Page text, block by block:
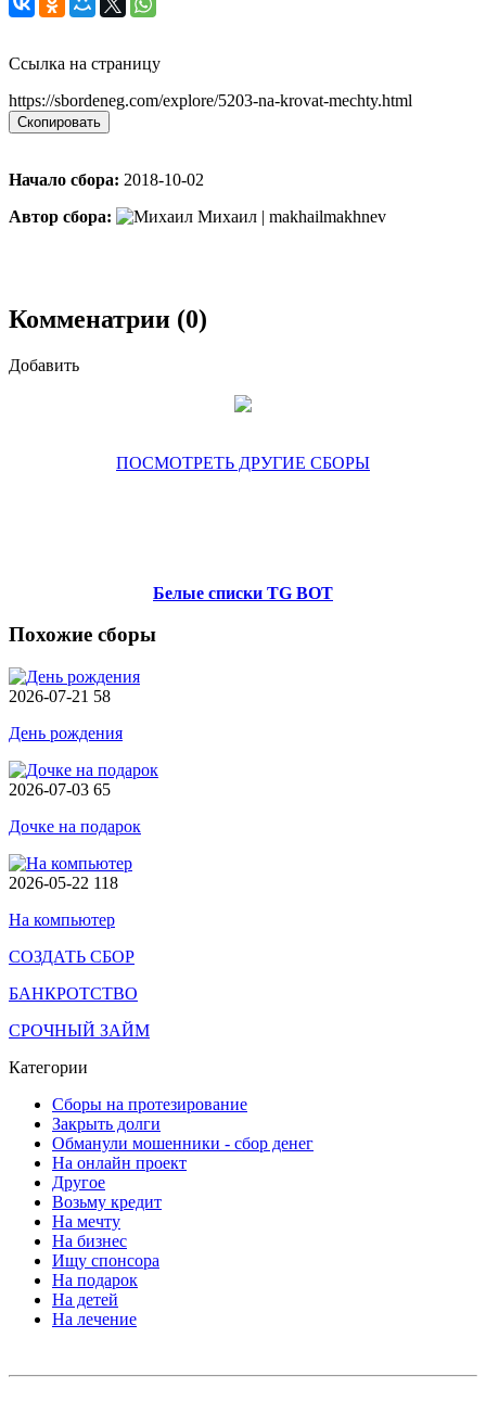
Ссылка на страницу
https://sbordeneg.com/explore/5203-na-krovat-mechty.html
Скопировать
Начало сбора: 2018-10-02
Автор сбора:
Михаил | makhailmakhnev
Комменатрии (0)
Добавить
ПОСМОТРЕТЬ ДРУГИЕ СБОРЫ
Белые списки TG BOT
Похожие сборы
2026-07-21 58
День рождения
2026-07-03 65
Дочке на подарок
2026-05-22 118
На компьютер
СОЗДАТЬ СБОР
БАНКРОТСТВО
СРОЧНЫЙ ЗАЙМ
Категории
Сборы на протезирование
Закрыть долги
Обманули мошенники - сбор денег
На онлайн проект
Другое
Возьму кредит
На мечту
На бизнес
Ищу спонсора
На подарок
На детей
На лечение